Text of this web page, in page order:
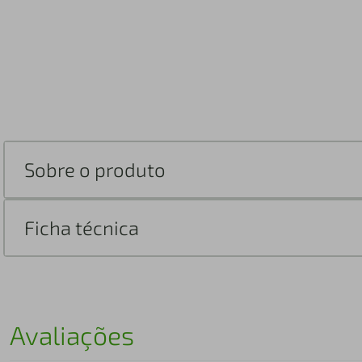
Sobre o produto
Ficha técnica
Avaliações